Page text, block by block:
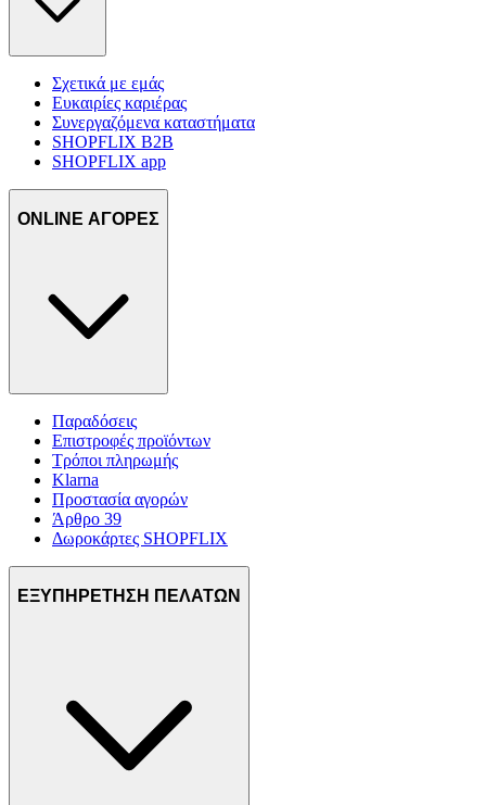
Σχετικά με εμάς
Ευκαιρίες καριέρας
Συνεργαζόμενα καταστήματα
SHOPFLIX B2B
SHOPFLIX app
ONLINE ΑΓΟΡΕΣ
Παραδόσεις
Επιστροφές προϊόντων
Τρόποι πληρωμής
Klarna
Προστασία αγορών
Άρθρο 39
Δωροκάρτες SHOPFLIX
ΕΞΥΠΗΡΕΤΗΣΗ ΠΕΛΑΤΩΝ